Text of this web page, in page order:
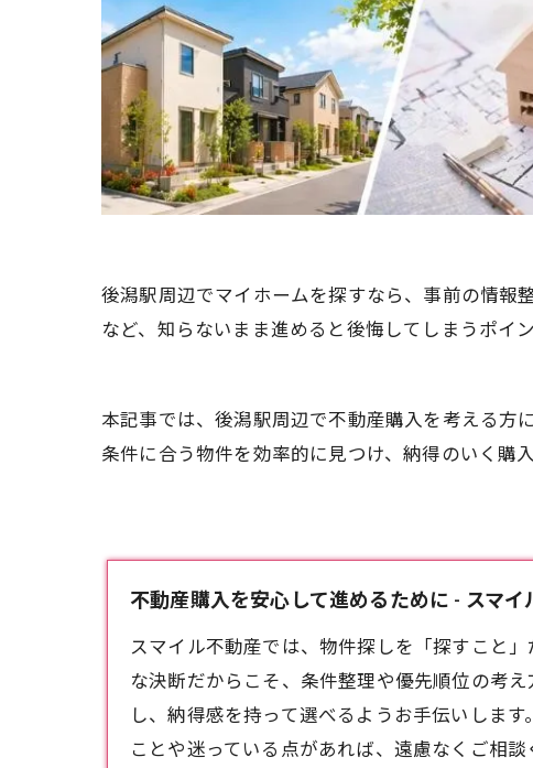
後潟駅周辺でマイホームを探すなら、事前の情報
など、知らないまま進めると後悔してしまうポイ
本記事では、後潟駅周辺で不動産購入を考える方
条件に合う物件を効率的に見つけ、納得のいく購
不動産購入を安心して進めるために - スマイ
スマイル不動産では、物件探しを「探すこと
な決断だからこそ、条件整理や優先順位の考
し、納得感を持って選べるようお手伝いしま
ことや迷っている点があれば、遠慮なくご相談